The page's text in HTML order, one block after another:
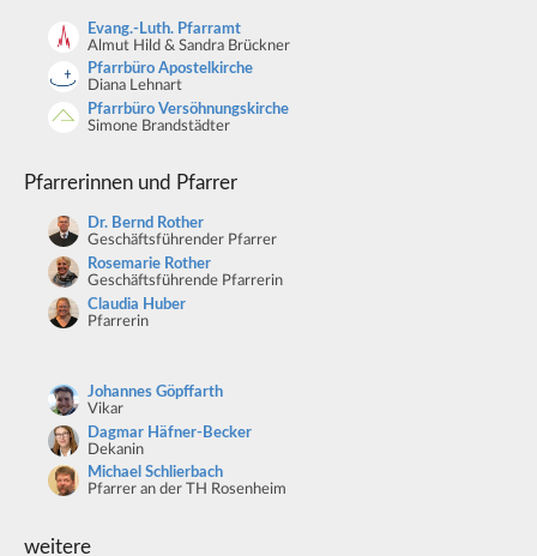
Evang.-Luth. Pfarramt
Almut Hild & Sandra Brückner
Pfarrbüro Apostelkirche
Diana Lehnart
Pfarrbüro Versöhnungskirche
Simone Brandstädter
Pfarrerinnen und Pfarrer
Dr. Bernd Rother
Geschäftsführender Pfarrer
Rosemarie Rother
Geschäftsführende Pfarrerin
Claudia Huber
Pfarrerin
Johannes Göpffarth
Vikar
Dagmar Häfner-Becker
Dekanin
Michael Schlierbach
Pfarrer an der TH Rosenheim
weitere